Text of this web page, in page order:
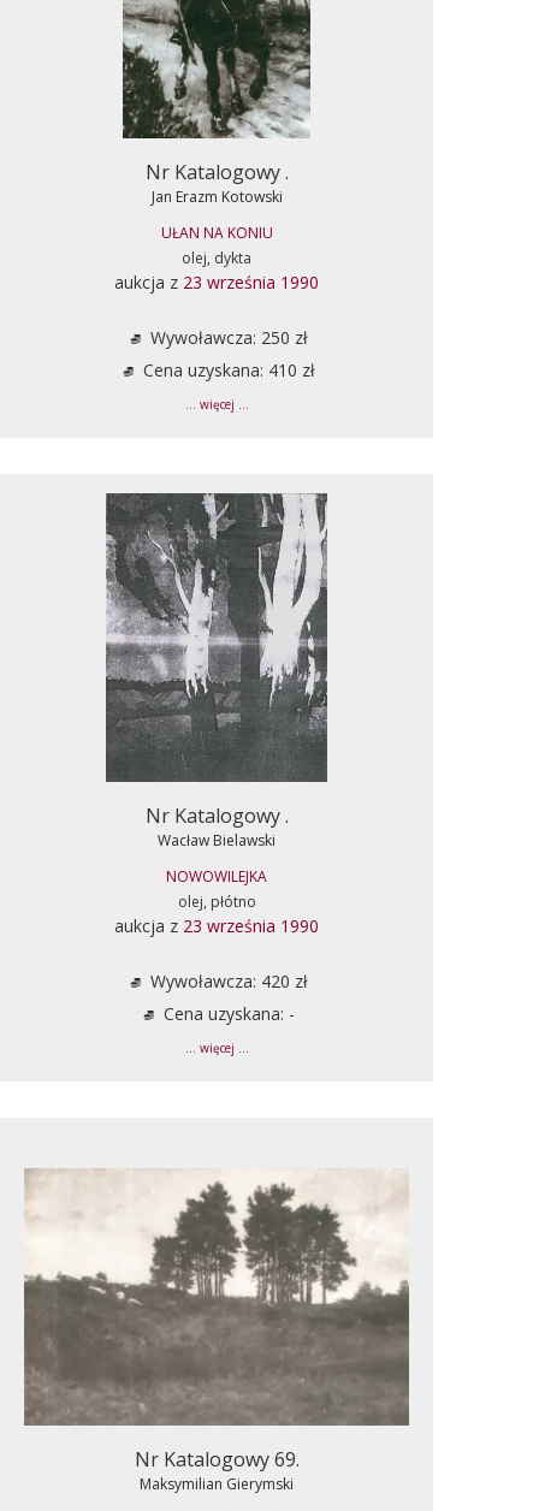
Nr Katalogowy .
Jan Erazm Kotowski
UŁAN NA KONIU
olej, dykta
aukcja z 23 września 1990
Wywoławcza: 250 zł
Cena uzyskana: 410 zł
... więcej ...
Nr Katalogowy .
Wacław Bielawski
NOWOWILEJKA
olej, płótno
aukcja z 23 września 1990
Wywoławcza: 420 zł
Cena uzyskana: -
... więcej ...
Nr Katalogowy 69.
Maksymilian Gierymski